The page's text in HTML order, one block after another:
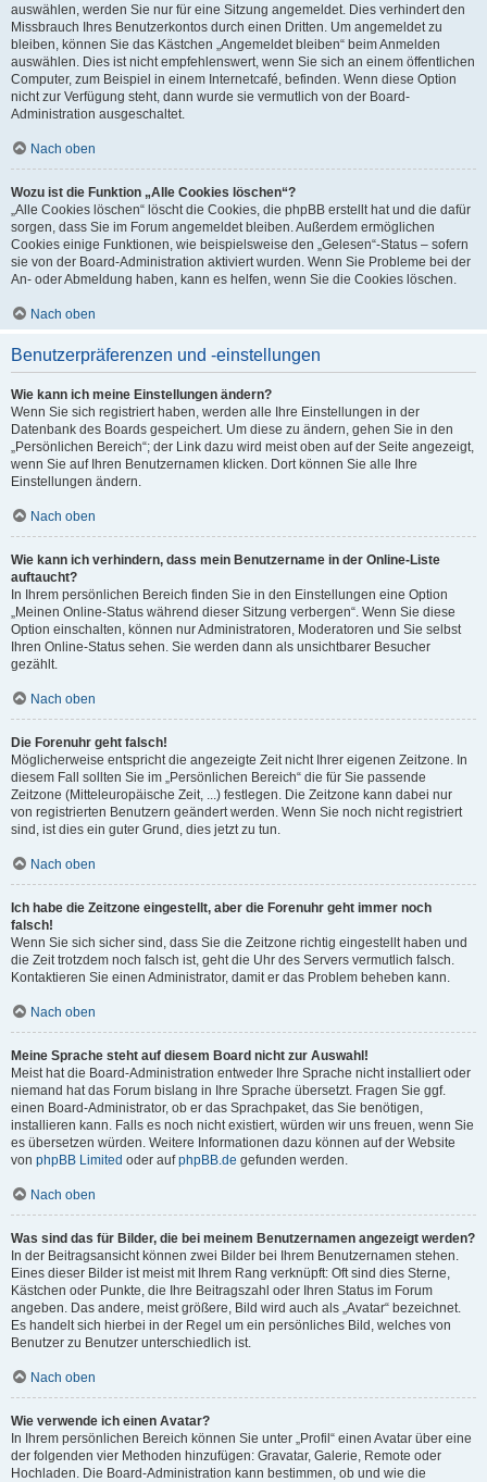
auswählen, werden Sie nur für eine Sitzung angemeldet. Dies verhindert den
Missbrauch Ihres Benutzerkontos durch einen Dritten. Um angemeldet zu
bleiben, können Sie das Kästchen „Angemeldet bleiben“ beim Anmelden
auswählen. Dies ist nicht empfehlenswert, wenn Sie sich an einem öffentlichen
Computer, zum Beispiel in einem Internetcafé, befinden. Wenn diese Option
nicht zur Verfügung steht, dann wurde sie vermutlich von der Board-
Administration ausgeschaltet.
Nach oben
Wozu ist die Funktion „Alle Cookies löschen“?
„Alle Cookies löschen“ löscht die Cookies, die phpBB erstellt hat und die dafür
sorgen, dass Sie im Forum angemeldet bleiben. Außerdem ermöglichen
Cookies einige Funktionen, wie beispielsweise den „Gelesen“-Status – sofern
sie von der Board-Administration aktiviert wurden. Wenn Sie Probleme bei der
An- oder Abmeldung haben, kann es helfen, wenn Sie die Cookies löschen.
Nach oben
Benutzerpräferenzen und -einstellungen
Wie kann ich meine Einstellungen ändern?
Wenn Sie sich registriert haben, werden alle Ihre Einstellungen in der
Datenbank des Boards gespeichert. Um diese zu ändern, gehen Sie in den
„Persönlichen Bereich“; der Link dazu wird meist oben auf der Seite angezeigt,
wenn Sie auf Ihren Benutzernamen klicken. Dort können Sie alle Ihre
Einstellungen ändern.
Nach oben
Wie kann ich verhindern, dass mein Benutzername in der Online-Liste
auftaucht?
In Ihrem persönlichen Bereich finden Sie in den Einstellungen eine Option
„Meinen Online-Status während dieser Sitzung verbergen“. Wenn Sie diese
Option einschalten, können nur Administratoren, Moderatoren und Sie selbst
Ihren Online-Status sehen. Sie werden dann als unsichtbarer Besucher
gezählt.
Nach oben
Die Forenuhr geht falsch!
Möglicherweise entspricht die angezeigte Zeit nicht Ihrer eigenen Zeitzone. In
diesem Fall sollten Sie im „Persönlichen Bereich“ die für Sie passende
Zeitzone (Mitteleuropäische Zeit, ...) festlegen. Die Zeitzone kann dabei nur
von registrierten Benutzern geändert werden. Wenn Sie noch nicht registriert
sind, ist dies ein guter Grund, dies jetzt zu tun.
Nach oben
Ich habe die Zeitzone eingestellt, aber die Forenuhr geht immer noch
falsch!
Wenn Sie sich sicher sind, dass Sie die Zeitzone richtig eingestellt haben und
die Zeit trotzdem noch falsch ist, geht die Uhr des Servers vermutlich falsch.
Kontaktieren Sie einen Administrator, damit er das Problem beheben kann.
Nach oben
Meine Sprache steht auf diesem Board nicht zur Auswahl!
Meist hat die Board-Administration entweder Ihre Sprache nicht installiert oder
niemand hat das Forum bislang in Ihre Sprache übersetzt. Fragen Sie ggf.
einen Board-Administrator, ob er das Sprachpaket, das Sie benötigen,
installieren kann. Falls es noch nicht existiert, würden wir uns freuen, wenn Sie
es übersetzen würden. Weitere Informationen dazu können auf der Website
von phpBB Limited oder aufphpBB.de gefunden werden.
Nach oben
Was sind das für Bilder, die bei meinem Benutzernamen angezeigt werden?
In der Beitragsansicht können zwei Bilder bei Ihrem Benutzernamen stehen.
Eines dieser Bilder ist meist mit Ihrem Rang verknüpft: Oft sind dies Sterne,
Kästchen oder Punkte, die Ihre Beitragszahl oder Ihren Status im Forum
angeben. Das andere, meist größere, Bild wird auch als „Avatar“ bezeichnet.
Es handelt sich hierbei in der Regel um ein persönliches Bild, welches von
Benutzer zu Benutzer unterschiedlich ist.
Nach oben
Wie verwende ich einen Avatar?
In Ihrem persönlichen Bereich können Sie unter „Profil“ einen Avatar über eine
der folgenden vier Methoden hinzufügen: Gravatar, Galerie, Remote oder
Hochladen. Die Board-Administration kann bestimmen, ob und wie die